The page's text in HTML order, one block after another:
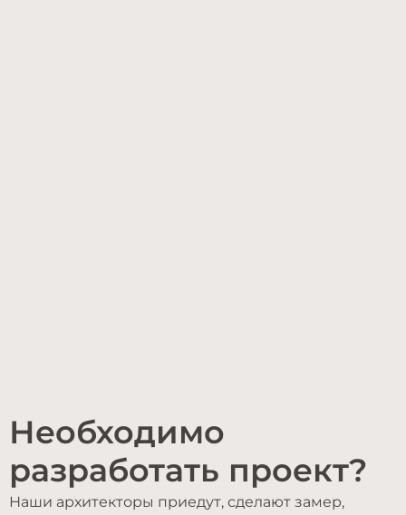
Необходимо
разработать проект?
Наши архитекторы приедут, сделают замер,